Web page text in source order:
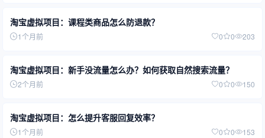
淘宝虚拟项目：课程类商品怎么防退款？
1个月前 0 0 203
淘宝虚拟项目：新手没流量怎么办？如何获取自然搜索流量？
2个月前 0 0 150
淘宝虚拟项目：怎么提升客服回复效率？
1个月前 0 0 153